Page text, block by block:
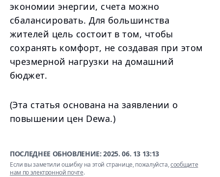
экономии энергии, счета можно
сбалансировать. Для большинства
жителей цель состоит в том, чтобы
сохранять комфорт, не создавая при этом
чрезмерной нагрузки на домашний
бюджет.
(Эта статья основана на заявлении о
повышении цен Dewa.)
ПОСЛЕДНЕЕ ОБНОВЛЕНИЕ:2025. 06. 13 13:13
Если вы заметили ошибку на этой странице, пожалуйста,сообщите
нам по электронной почте.